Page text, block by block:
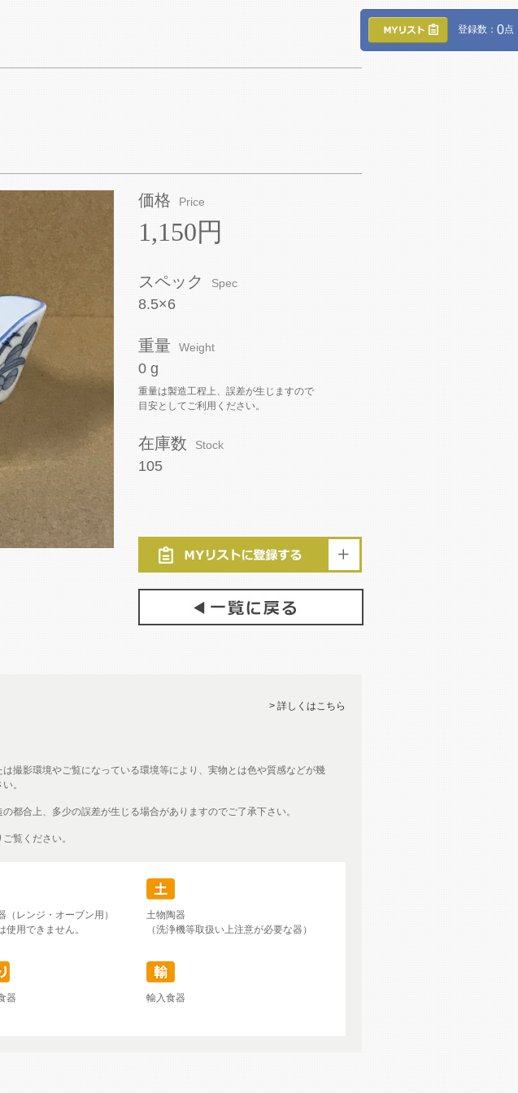
登録数： 0点
価格 Price
1,150円
スペック Spec
8.5×6
重量 Weight
0 g
重量は製造工程上、誤差が生じますので
目安としてご利用ください。
在庫数 Stock
105
> 詳しくはこちら
撮影環境やご覧になっている環境等により、実物とは色や質感などが幾
。
都合上、多少の誤差が生じる場合がありますのでご了承下さい。
覧ください。
（レンジ・オーブン用）
使用できません。
土物陶器
（洗浄機等取扱い上注意が必要な器）
器 輸入食器